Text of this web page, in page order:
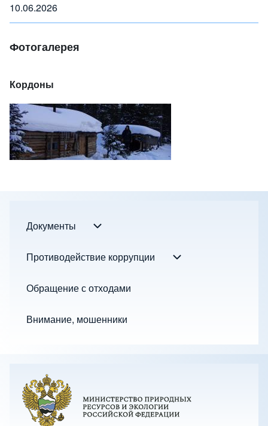
10.06.2026
Фотогалерея
Кордоны
Footer menu
Документы
Документы подменю
Противодействие коррупции
Обращение с отходами
Внимание, мошенники